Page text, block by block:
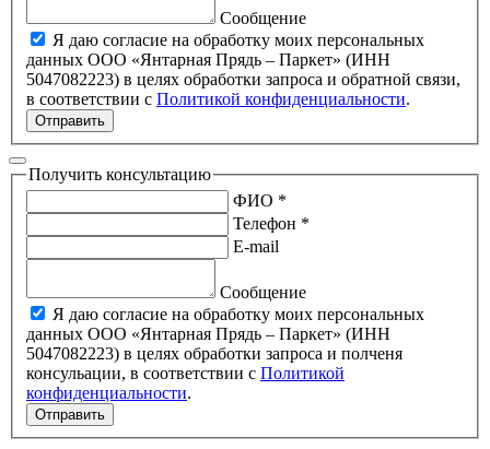
Сообщение
Я даю согласие на обработку моих персональных
данных ООО «Янтарная Прядь – Паркет» (ИНН
5047082223) в целях обработки запроса и обратной связи,
в соответствии с Политикой конфиденциальности.
Отправить
Получить консультацию
ФИО *
Телефон *
E-mail
Сообщение
Я даю согласие на обработку моих персональных
данных ООО «Янтарная Прядь – Паркет» (ИНН
5047082223) в целях обработки запроса и полченя
консульации, в соответствии с Политикой
конфиденциальности.
Отправить